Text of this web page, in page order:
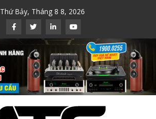
Thứ Bảy, Tháng 8 8, 2026